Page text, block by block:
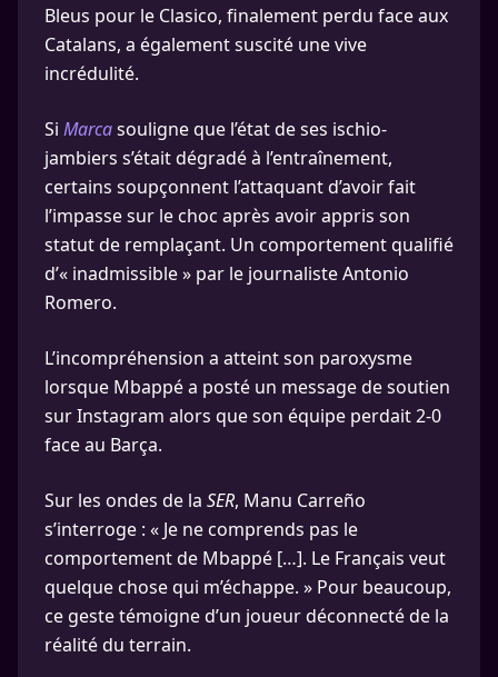
Bleus pour le Clasico, finalement perdu face aux
Catalans, a également suscité une vive
incrédulité.
Si Marcasouligne que l’état de ses ischio-
jambiers s’était dégradé à l’entraînement,
certains soupçonnent l’attaquant d’avoir fait
l’impasse sur le choc après avoir appris son
statut de remplaçant. Un comportement qualifié
d’« inadmissible » par le journaliste Antonio
Romero.
L’incompréhension a atteint son paroxysme
lorsque Mbappé a posté un message de soutien
sur Instagram alors que son équipe perdait 2-0
face au Barça.
Sur les ondes de la SER, Manu Carreño
s’interroge : « Je ne comprends pas le
comportement de Mbappé […]. Le Français veut
quelque chose qui m’échappe. » Pour beaucoup,
ce geste témoigne d’un joueur déconnecté de la
réalité du terrain.